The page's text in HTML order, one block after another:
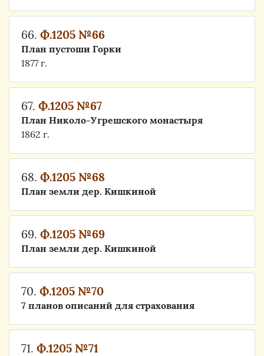
66. Ф.1205 №66
План пустоши Горки
1877 г.
67. Ф.1205 №67
План Николо-Угрешского монастыря
1862 г.
68. Ф.1205 №68
План земли дер. Кишкиной
69. Ф.1205 №69
План земли дер. Кишкиной
70. Ф.1205 №70
7 планов описаний для страхования
71. Ф.1205 №71